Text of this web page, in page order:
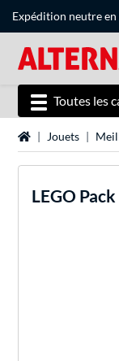
Expédition neutre en
Toutes les
Page d'accueil
Jouets
LEGO